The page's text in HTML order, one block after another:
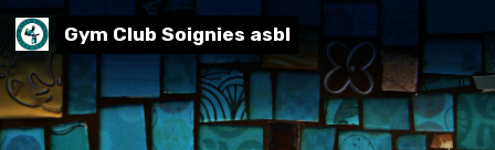
Gym Club Soignies asbl